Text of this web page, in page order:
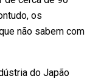
os
não sabem com
do Japão